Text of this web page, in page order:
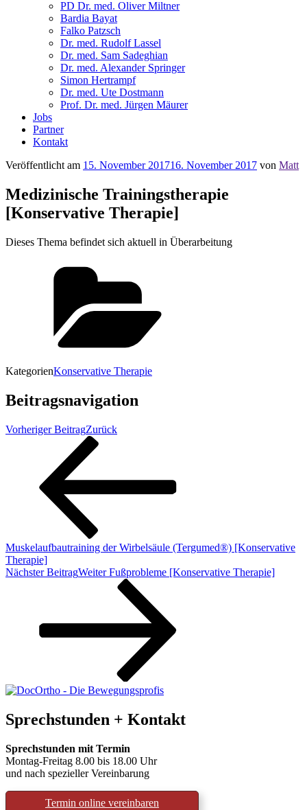
PD Dr. med. Oliver Miltner
Bardia Bayat
Falko Patzsch
Dr. med. Rudolf Lassel
Dr. med. Sam Sadeghian
Dr. med. Alexander Springer
Simon Hertrampf
Dr. med. Ute Dostmann
Prof. Dr. med. Jürgen Mäurer
Jobs
Partner
Kontakt
Veröffentlicht am 15. November 201716. November 2017 von Matt
Medizinische Trainingstherapie
[Konservative Therapie]
Dieses Thema befindet sich aktuell in Überarbeitung
KategorienKonservative Therapie
Beitragsnavigation
Vorheriger BeitragZurück
Muskelaufbautraining der Wirbelsäule (Tergumed®) [Konservative
Therapie]
Nächster BeitragWeiter Fußprobleme [Konservative Therapie]
Sprechstunden + Kontakt
Sprechstunden mit Termin
Montag-Freitag 8.00 bis 18.00 Uhr
und nach spezieller Vereinbarung
Termin online vereinbaren